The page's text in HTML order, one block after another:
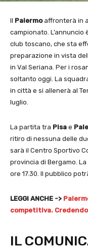
Il Palermoaffronterà in
campionato.
club toscano, che sta
preparazione in vista
in Val Seriana. Per i
soltanto oggi. La
in città e si allenerà al
luglio.
La partita tra Pisa e
ritiro di nessuna delle
sarà il Centro Sportivo
provincia di Bergamo.
ore 17.30. Il pubblico
LEGGI ANCHE ->
competitiva.
IL